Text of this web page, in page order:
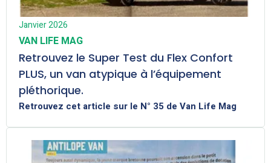
Janvier 2026
VAN LIFE MAG
Retrouvez le Super Test du Flex Confort
PLUS, un van atypique à l’équipement
pléthorique.
Retrouvez cet article sur le N° 35 de Van Life Mag